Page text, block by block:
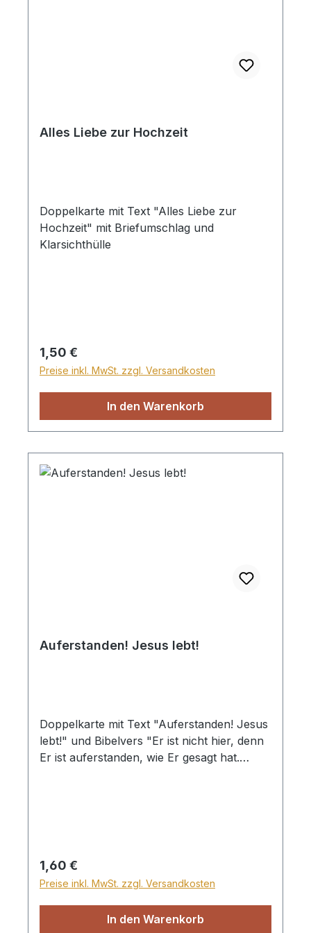
Alles Liebe zur Hochzeit
Doppelkarte mit Text "Alles Liebe zur
Hochzeit" mit Briefumschlag und
Klarsichthülle
Regulärer Preis:
1,50 €
Preise inkl. MwSt. zzgl. Versandkosten
In den Warenkorb
Auferstanden! Jesus lebt!
Doppelkarte mit Text "Auferstanden! Jesus
lebt!" und Bibelvers "Er ist nicht hier, denn
Er ist auferstanden, wie Er gesagt hat.
Regulärer Preis:
1,60 €
Preise inkl. MwSt. zzgl. Versandkosten
In den Warenkorb